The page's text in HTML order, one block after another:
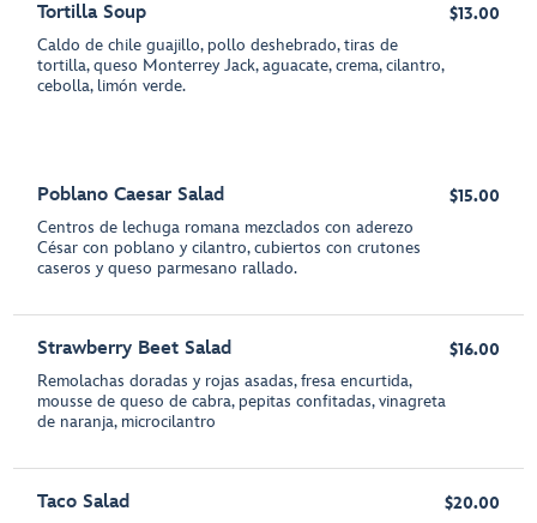
Tortilla Soup
Caldo de chile guajillo, pollo deshebrado, tiras de
tortilla, queso Monterrey Jack, aguacate, crema, cilantro,
cebolla, limón verde.
$13.00
Poblano Caesar Salad
Centros de lechuga romana mezclados con aderezo
César con poblano y cilantro, cubiertos con crutones
caseros y queso parmesano rallado.
$15.00
Strawberry Beet Salad
Remolachas doradas y rojas asadas, fresa encurtida,
mousse de queso de cabra, pepitas confitadas, vinagreta
de naranja, microcilantro
$16.00
Taco Salad $20.00